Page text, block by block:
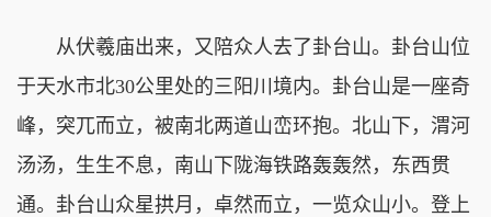
从伏羲庙出来，又陪众人去了卦台山。卦台山位
于天水市北30公里处的三阳川境内。卦台山是一座奇
峰，突兀而立，被南北两道山峦环抱。北山下，渭河
汤汤，生生不息，南山下陇海铁路轰轰然，东西贯
通。卦台山众星拱月，卓然而立，一览众山小。登上